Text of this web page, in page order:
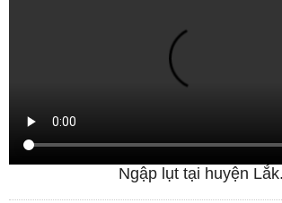
Ngập lụt tại huyện Lắk.